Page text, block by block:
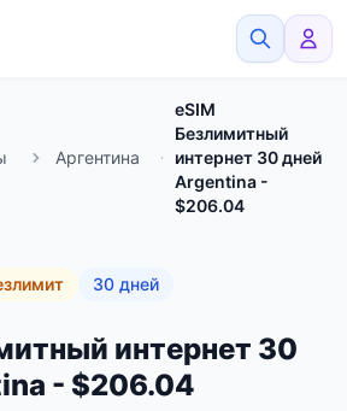
Аргентина
eSIM
Безлимитный
интернет 30 дней
Argentina -
$206.04
30 дней
интернет 30
- $206.04